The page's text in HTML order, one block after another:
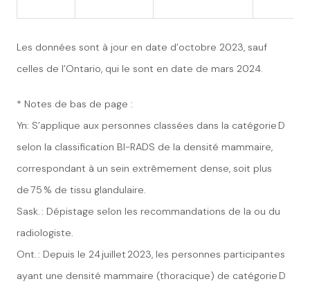
Les données sont à jour en date d’octobre 2023, sauf
celles de l’Ontario, qui le sont en date de mars 2024.
* Notes de bas de page :
Yn: S’applique aux personnes classées dans la catégorie D
selon la classification BI-RADS de la densité mammaire,
correspondant à un sein extrêmement dense, soit plus
de 75 % de tissu glandulaire.
Sask. : Dépistage selon les recommandations de la ou du
radiologiste.
Ont. : Depuis le 24 juillet 2023, les personnes participantes
ayant une densité mammaire (thoracique) de catégorie D